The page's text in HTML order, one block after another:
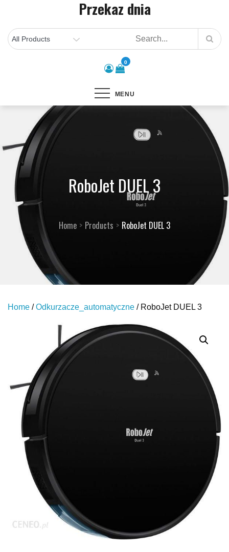
content
Przekaz dnia
0
MENU
RoboJet DUEL 3
Home Products RoboJet DUEL 3
Home /Odkurzacze_automatyczne / RoboJet DUEL 3